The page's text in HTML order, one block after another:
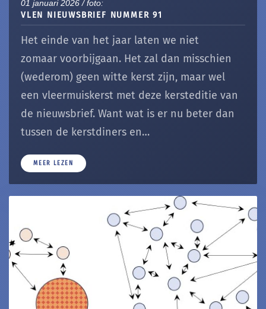
01 januari 2026 / foto:
VLEN NIEUWSBRIEF NUMMER 91
Het einde van het jaar laten we niet
zomaar voorbijgaan. Het zal dan misschien
(wederom) geen witte kerst zijn, maar wel
een vleermuiskerst met deze kersteditie van
de nieuwsbrief. Want wat is er nu beter dan
tussen de kerstdiners en…
MEER LEZEN